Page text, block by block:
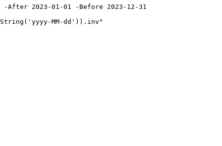
-After 2023-01-01 -Before 2023-12-31